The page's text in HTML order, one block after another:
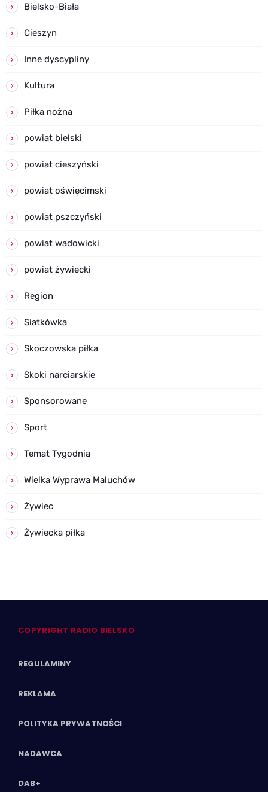
Bielsko-Biała
Cieszyn
Inne dyscypliny
Kultura
Piłka nożna
powiat bielski
powiat cieszyński
powiat oświęcimski
powiat pszczyński
powiat wadowicki
powiat żywiecki
Region
Siatkówka
Skoczowska piłka
Skoki narciarskie
Sponsorowane
Sport
Temat Tygodnia
Wielka Wyprawa Maluchów
Żywiec
Żywiecka piłka
COPYRIGHT RADIO BIELSKO
REGULAMINY
REKLAMA
POLITYKA PRYWATNOŚCI
NADAWCA
DAB+